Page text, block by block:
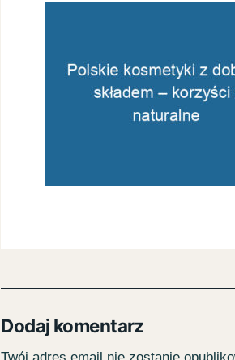
Dodaj komentarz